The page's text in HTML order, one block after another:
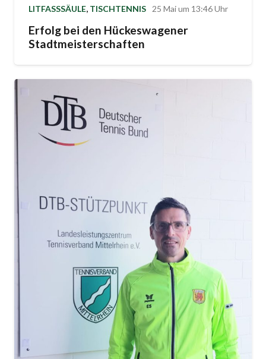
LITFASSSÄULE, TISCHTENNIS 25 Mai um 13:46 Uhr
Erfolg bei den Hückeswagener
Stadtmeisterschaften